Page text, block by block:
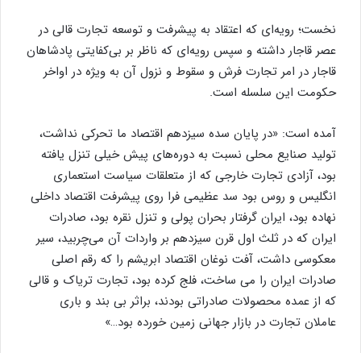
نخست؛ رویه‌ای که اعتقاد به پیشرفت و توسعه تجارت قالی در
عصر قاجار داشته و سپس رویه‌ای که ناظر بر بی‌کفایتی پادشاهان
قاجار در امر تجارت فرش و سقوط و نزول آن به ویژه در اواخر
حکومت این سلسله است.
آمده است: «در پایان سده سیزدهم اقتصاد ما تحرکی نداشت،
تولید صنایع محلی نسبت به دوره‌های پیش خیلی تنزل یافته
بود، آزادی تجارت خارجی که از متعلقات سیاست استعماری
انگلیس و روس بود سد عظیمی فرا روی پیشرفت اقتصاد داخلی
نهاده بود، ایران گرفتار بحران پولی و تنزل نقره بود، صادرات
ایران که در ثلث اول قرن سیزدهم بر واردات آن می‌چربید، سیر
معکوسی داشت، آفت نوغان اقتصاد ابریشم را که رقم اصلی
صادرات ایران را می ساخت، فلج کرده بود، تجارت تریاک و قالی
که از عمده محصولات صادراتی بودند، براثر بی بند و باری
عاملان تجارت در بازار جهانی زمین خورده بود…»